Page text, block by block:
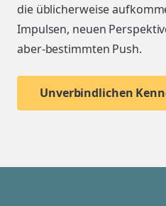
die üblicherweise
Impulsen, neuen
aber-bestimmten Push.
Unverbindlichen